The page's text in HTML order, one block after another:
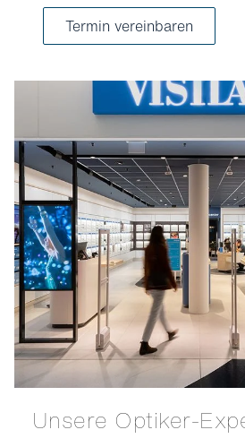
Termin vereinbaren
Unsere Optiker-